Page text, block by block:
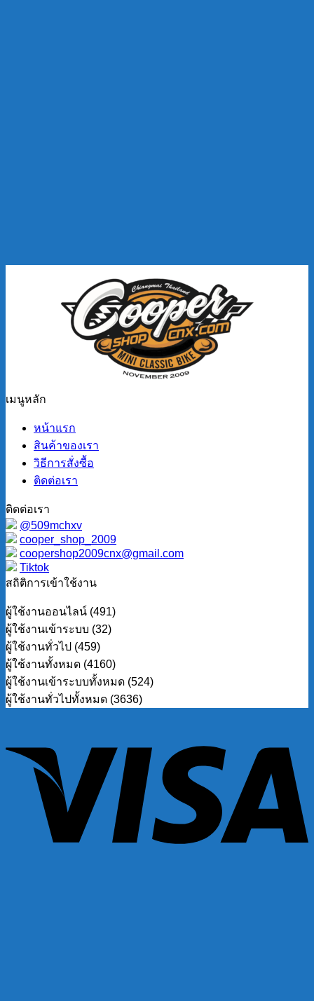
เมนูหลัก
หน้าแรก
สินค้าของเรา
วิธีการสั่งซื้อ
ติดต่อเรา
ติดต่อเรา
@509mchxv
cooper_shop_2009
coopershop2009cnx@gmail.com
Tiktok
สถิติการเข้าใช้งาน
ผู้ใช้งานออนไลน์ (491)
ผู้ใช้งานเข้าระบบ (32)
ผู้ใช้งานทั่วไป (459)
ผู้ใช้งานทั้งหมด (4160)
ผู้ใช้งานเข้าระบบทั้งหมด (524)
ผู้ใช้งานทั่วไปทั้งหมด (3636)